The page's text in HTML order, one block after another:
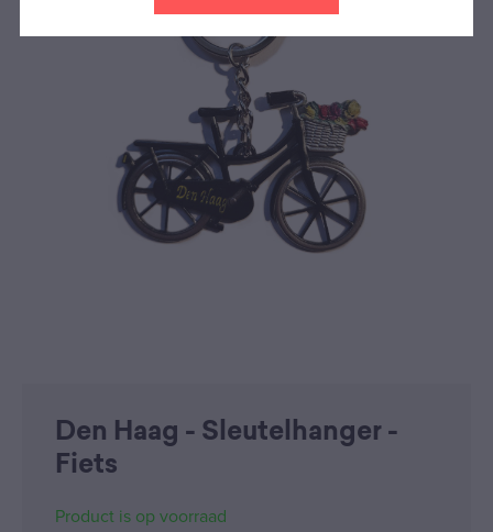
Den Haag - Sleutelhanger -
Fiets
Product is op voorraad